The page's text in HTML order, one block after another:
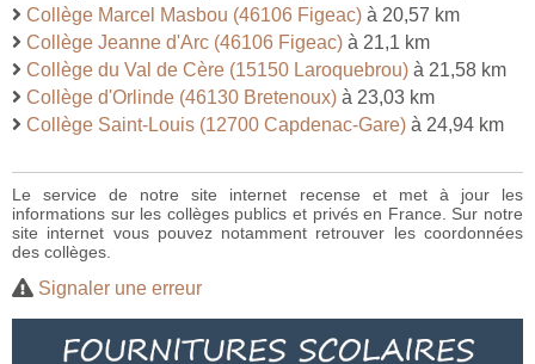
Collège Marcel Masbou (46106 Figeac) à 20,57 km
Collège Jeanne d'Arc (46106 Figeac) à 21,1 km
Collège du Val de Cère (15150 Laroquebrou) à 21,58 km
Collège d'Orlinde (46130 Bretenoux) à 23,03 km
Collège Saint-Louis (12700 Capdenac-Gare) à 24,94 km
Le service de notre site internet recense et met à jour les
informations sur les collèges publics et privés en France. Sur notre
site internet vous pouvez notamment retrouver les coordonnées
des collèges.
Signaler une erreur